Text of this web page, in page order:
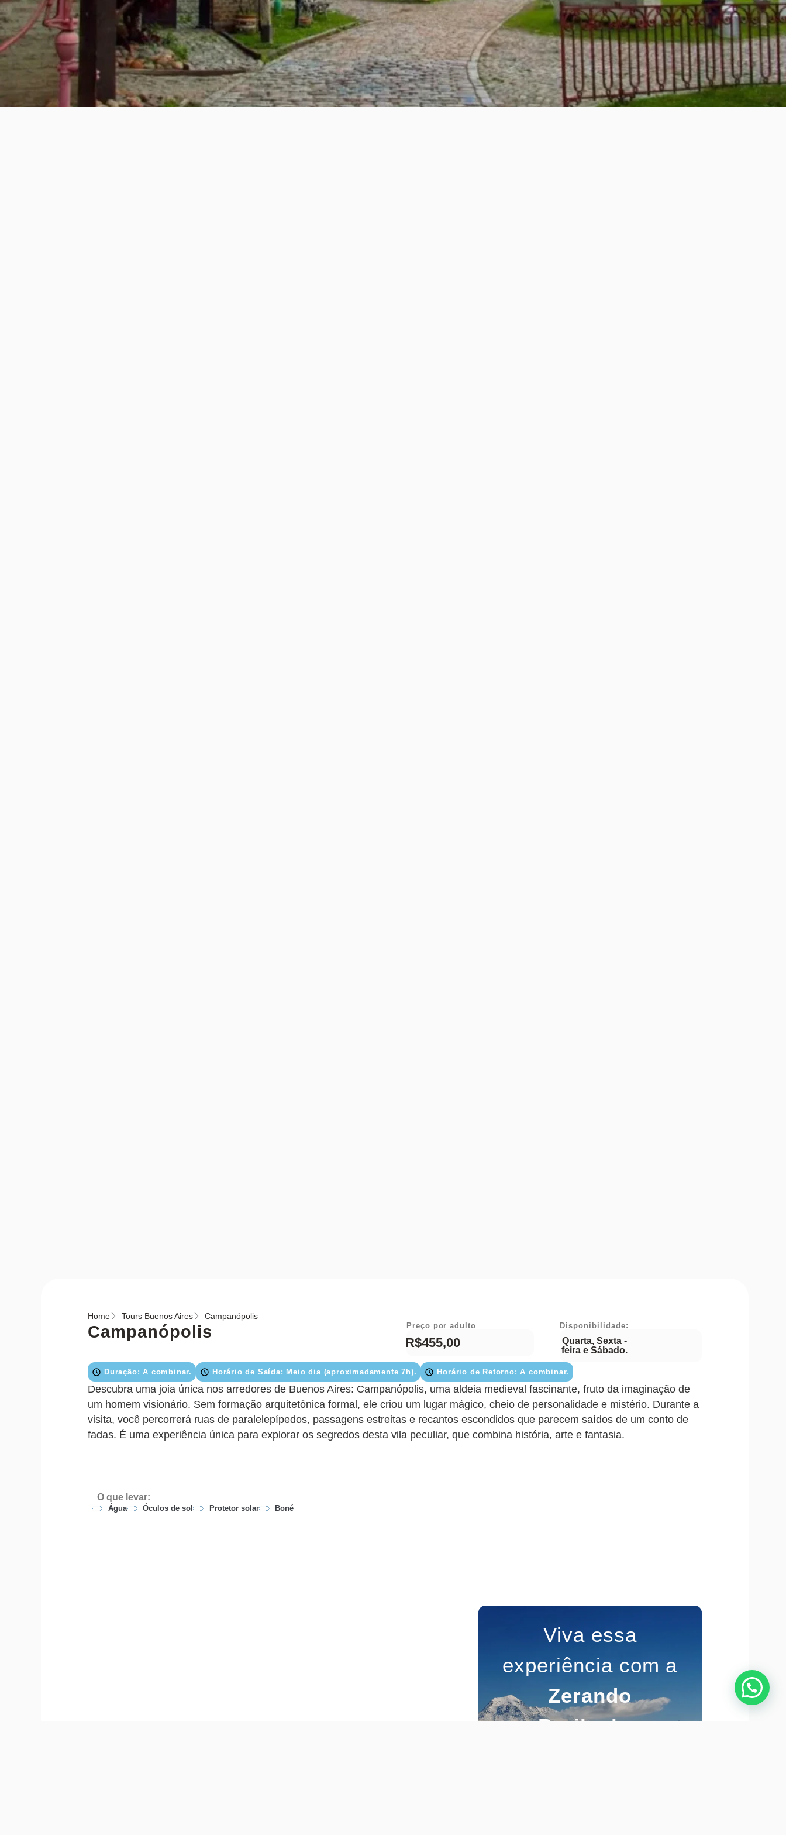
Home Tours Buenos Aires Campanópolis
Campanópolis Preço por adulto
R$455,00
Disponibilidade:
Quarta, Sexta -
feira e Sábado.
Duração: A combinar. Horário de Saída: Meio dia (aproximadamente 7h). Horário de Retorno: A combinar.
Descubra uma joia única nos arredores de Buenos Aires: Campanópolis, uma aldeia medieval fascinante, fruto da imaginação de
um homem visionário. Sem formação arquitetônica formal, ele criou um lugar mágico, cheio de personalidade e mistério. Durante a
visita, você percorrerá ruas de paralelepípedos, passagens estreitas e recantos escondidos que parecem saídos de um conto de
fadas. É uma experiência única para explorar os segredos desta vila peculiar, que combina história, arte e fantasia.
O que levar:
Água Óculos de sol Protetor solar Boné
Viva essa
experiência com a
Zerando
Bariloche.